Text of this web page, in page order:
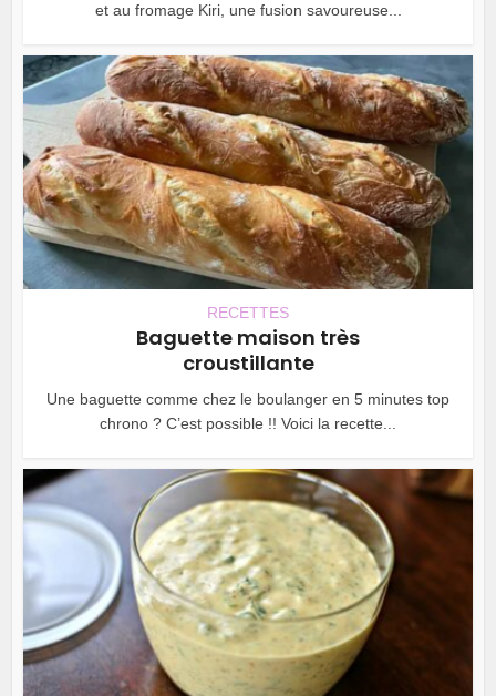
et au fromage Kiri, une fusion savoureuse...
RECETTES
Baguette maison très
croustillante
Une baguette comme chez le boulanger en 5 minutes top
chrono ? C’est possible !! Voici la recette...